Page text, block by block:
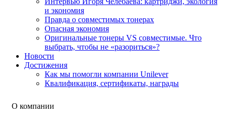
и экономия
Правда о совместимых тонерах
Опасная экономия
Оригинальные тонеры VS совместимые. Что
выбрать, чтобы не «разориться»?
Новости
Достижения
Как мы помогли компании Unilever
Квалификация, сертификаты, награды
О компании